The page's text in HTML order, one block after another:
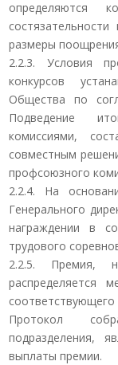
определяются
размеры
2.2.3. Условия
конкурсов
Общества по
Подведение
комиссиями,
совместным
профсоюзного
2.2.4. На
Генерального
награждении в
трудового
2.2.5. Премия,
распределяется
соответствующего
Протокол
подразделения,
выплаты премии.